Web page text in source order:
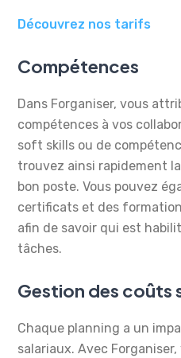
Découvrez nos tarifs
Compétences
Dans Forganiser, vous
compétences à vos
soft skills ou de
trouvez ainsi rapidement
bon poste. Vous pouvez
certificats et des
afin de savoir qui est
tâches.
Gestion des coûts
Chaque planning a un
salariaux. Avec